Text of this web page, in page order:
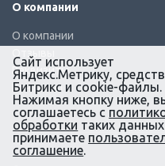
О компании
О компании
Реквизиты
Контакты
Сайт использует
Яндекс.Метрику,
Битрикс и cookie-файлы.
Нажимая кнопку ниже,
соглашаетесь с
обработки таких
принимаете
соглашение.